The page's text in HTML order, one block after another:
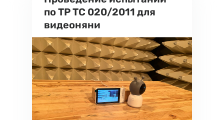
по ТР ТС 020/2011 для
видеоняни